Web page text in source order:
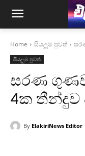
Home සියලුම පුවත්
සියලුම පුවත්
සරණ
4ක තීන්දුව
By ElakiriNews Editor